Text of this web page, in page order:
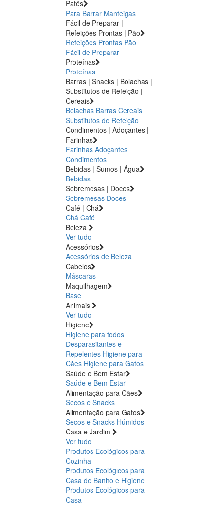
Patês
Para Barrar Manteigas
Fácil de Preparar |
Refeições Prontas | Pão
Refeições Prontas Pão
Fácil de Preparar
Proteínas
Proteínas
Barras | Snacks | Bolachas |
Substitutos de Refeição |
Cereais
Bolachas Barras Cereais
Substitutos de Refeição
Condimentos | Adoçantes |
Farinhas
Farinhas Adoçantes
Condimentos
Bebidas | Sumos | Água
Bebidas
Sobremesas | Doces
Sobremesas Doces
Café | Chá
Chá Café
Beleza
Ver tudo
Acessórios
Acessórios de Beleza
Cabelos
Máscaras
Maquilhagem
Base
Animais
Ver tudo
Higiene
Higiene para todos
Desparasitantes e
Repelentes Higiene para
Cães Higiene para Gatos
Saúde e Bem Estar
Saúde e Bem Estar
Alimentação para Cães
Secos e Snacks
Alimentação para Gatos
Secos e Snacks Húmidos
Casa e Jardim
Ver tudo
Produtos Ecológicos para
Cozinha
Produtos Ecológicos para
Casa de Banho e Higiene
Produtos Ecológicos para
Casa